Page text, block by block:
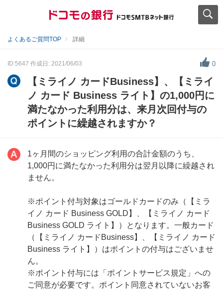
よくあるご質問TOP 詳細
ID:5647 作成日: 2021/06/03 0
【ミライノ カードBusiness】、【ミライ
ノ カード Business ライト】の1,000円に
満たなかった利用分は、来月次回付与の
ポイントに繰越されますか？
1ヶ月間のショッピング利用の合計金額のうち、
1,000円に満たなかった利用分は翌月以降に繰越され
ません。
※ポイント付与対象はゴールドカードのみ（【ミラ
イノ カード Business GOLD】、【ミライノ カード
Business GOLD ライト】）となります。一般カード
（【ミライノ カードBusiness】、【ミライノ カード
Business ライト】）はポイントの付与はございませ
ん。
※ポイント付与には「ポイントサービス規定」への
ご同意が必要です。ポイント同意されていないお客